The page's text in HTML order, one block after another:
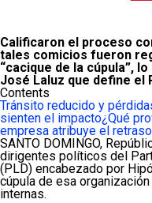
Calificaron el proceso
tales comicios fueron
“cacique de la cúpula”,
José Laluz que define el
Contents
Tránsito reducido y
sienten el impacto¿Qué
empresa atribuye el
SANTO DOMINGO,
dirigentes políticos del
(PLD) encabezado por
cúpula de esa
internas.